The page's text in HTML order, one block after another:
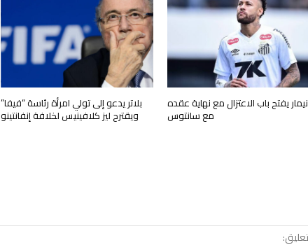
نيمار يفتح باب الاعتزال مع نهاية عقده
مع سانتوس
بلاتر يدعو إلى تولي امرأة رئاسة “فيفا”
ويقترح ليز كلافينيس لخلافة إنفانتينو